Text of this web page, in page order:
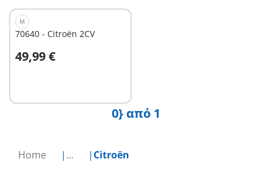
Home ... Citroën
M
70640 - Citroën 2CV
49,99 €
0} από 1